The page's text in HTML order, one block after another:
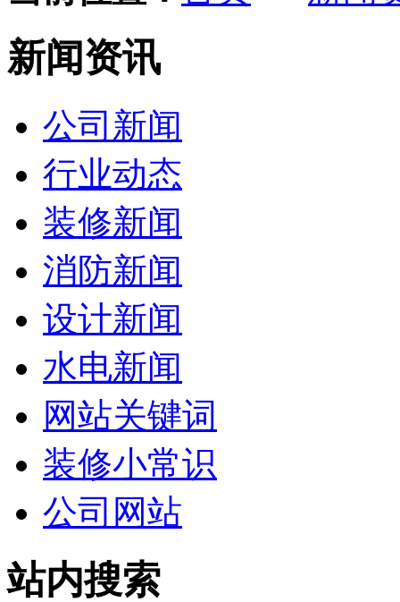
新闻资讯
公司新闻
行业动态
装修新闻
消防新闻
设计新闻
水电新闻
网站关键词
装修小常识
公司网站
站内搜索